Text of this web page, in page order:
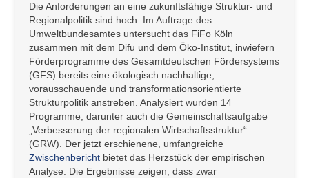
Die Anforderungen an eine zukunftsfähige Struktur- und
Regionalpolitik sind hoch. Im Auftrage des
Umweltbundesamtes untersucht das FiFo Köln
zusammen mit dem Difu und dem Öko-Institut, inwiefern
Förderprogramme des Gesamtdeutschen Fördersystems
(GFS) bereits eine ökologisch nachhaltige,
vorausschauende und transformationsorientierte
Strukturpolitik anstreben. Analysiert wurden 14
Programme, darunter auch die Gemeinschaftsaufgabe
„Verbesserung der regionalen Wirtschaftsstruktur“
(GRW). Der jetzt erschienene, umfangreiche
Zwischenbericht bietet das Herzstück der empirischen
Analyse. Die Ergebnisse zeigen, dass zwar